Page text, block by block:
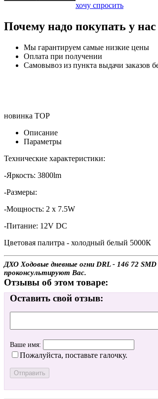
хочу спросить
Почему надо покупать у нас
Мы гарантируем самые низкие цены
Оплата при получении
Самовывоз из пункта выдачи заказов
новинка TOP
Описание
Параметры
Технические характеристики:
-Яркость: 3800lm
-Размеры:
-Мощность: 2 x 7.5W
-Питание: 12V DC
Цветовая палитра - холодный белый 5000К
ДХО Ходовые дневные огни DRL - 146 72
проконсультируют Вас.
Отзывы об этом товаре:
Оставить свой отзыв:
Ваше имя:
Пожалуйста, поставьте галочку.